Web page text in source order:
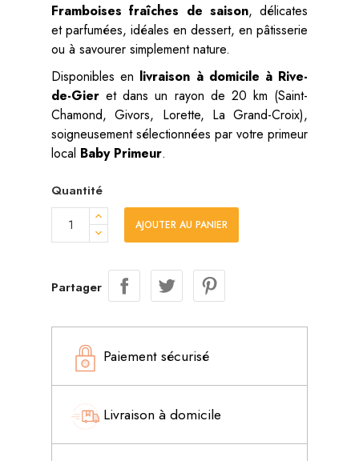
Framboises fraîches de saison, délicates
et parfumées, idéales en dessert, en pâtisserie
ou à savourer simplement nature.
Disponibles en livraison à domicile à Rive-
de-Gier et dans un rayon de 20 km (Saint-
Chamond, Givors, Lorette, La Grand-Croix),
soigneusement sélectionnées par votre primeur
local Baby Primeur.
Quantité
AJOUTER AU PANIER
Partager
Paiement sécurisé
Livraison à domicile